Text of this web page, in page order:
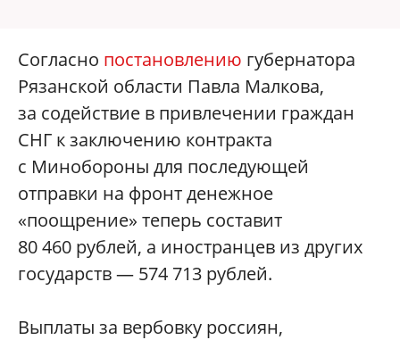
Согласно постановлению губернатора
Рязанской области Павла Малкова,
за содействие в привлечении граждан
СНГ к заключению контракта
с Минобороны для последующей
отправки на фронт денежное
«поощрение» теперь составит
80 460 рублей, а иностранцев из других
государств — 574 713 рублей.
Выплаты за вербовку россиян,